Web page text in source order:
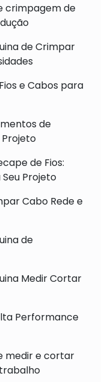
crimpagem de
de Crimpar
e Cabos para
de
de Fios:
Projeto
Cabo Rede e
de
Medir Cortar
Performance
medir e cortar